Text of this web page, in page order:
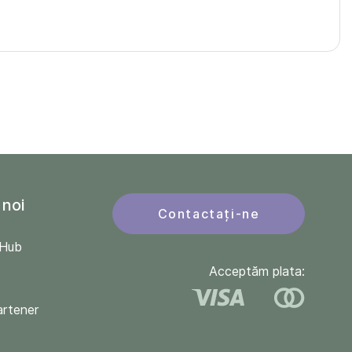
Contactați-ne
Acceptăm plata: